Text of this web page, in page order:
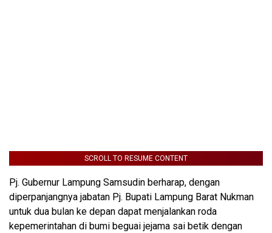
SCROLL TO RESUME CONTENT
Pj. Gubernur Lampung Samsudin berharap, dengan
diperpanjangnya jabatan Pj. Bupati Lampung Barat Nukman
untuk dua bulan ke depan dapat menjalankan roda
kepemerintahan di bumi beguai jejama sai betik dengan